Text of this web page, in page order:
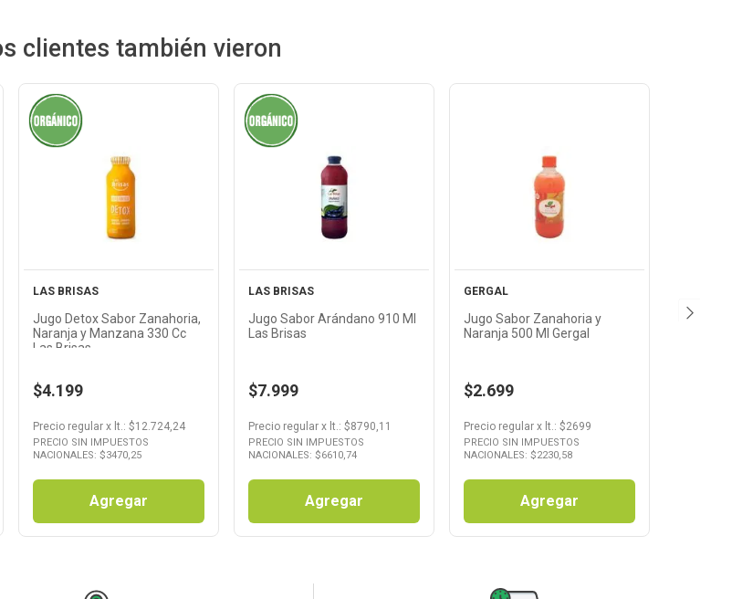
clientes también vieron
Ver
Producto
LAS BRISAS
Jugo Detox Sabor Zanahoria,
Naranja y Manzana 330 Cc
Las Brisas
$4.199
Precio regular x lt.: $12.724,24
PRECIO SIN IMPUESTOS
NACIONALES: $3470,25
Agregar
Ver
Producto
LAS BRISAS
Jugo Sabor Arándano 910 Ml
Las Brisas
$7.999
Precio regular x lt.: $8790,11
PRECIO SIN IMPUESTOS
NACIONALES: $6610,74
Agregar
Ver
Producto
GERGAL
Jugo Sabor Zanahoria y
Naranja 500 Ml Gergal
$2.699
Precio regular x lt.: $2699
PRECIO SIN IMPUESTOS
NACIONALES: $2230,58
Agregar